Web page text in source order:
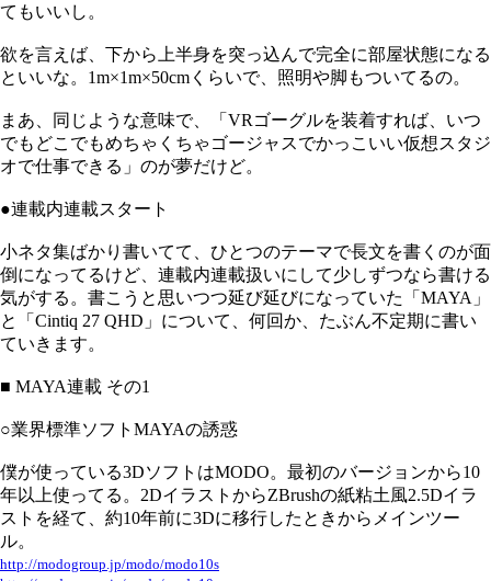
てもいいし。
欲を言えば、下から上半身を突っ込んで完全に部屋状態になる
といいな。1m×1m×50cmくらいで、照明や脚もついてるの。
まあ、同じような意味で、「VRゴーグルを装着すれば、いつ
でもどこでもめちゃくちゃゴージャスでかっこいい仮想スタジ
オで仕事できる」のが夢だけど。
●連載内連載スタート
小ネタ集ばかり書いてて、ひとつのテーマで長文を書くのが面
倒になってるけど、連載内連載扱いにして少しずつなら書ける
気がする。書こうと思いつつ延び延びになっていた「MAYA」
と「Cintiq 27 QHD」について、何回か、たぶん不定期に書い
ていきます。
■ MAYA連載 その1
○業界標準ソフトMAYAの誘惑
僕が使っている3DソフトはMODO。最初のバージョンから10
年以上使ってる。2DイラストからZBrushの紙粘土風2.5Dイラ
ストを経て、約10年前に3Dに移行したときからメインツー
ル。
http://modogroup.jp/modo/modo10s